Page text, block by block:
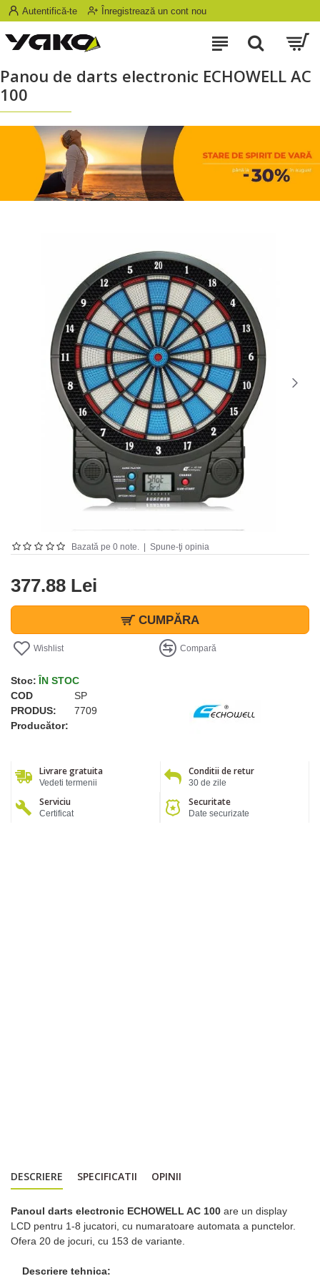
Autentifică-te Înregistrează un cont nou
Panou de darts electronic ECHOWELL AC
100
Bazată pe 0 note. Spune-ţi opinia
377.88 Lei
CUMPĂRA
Wishlist Compară
Stoc: ÎN STOC
COD
PRODUS:
SP
7709
Producător:
Livrare gratuita
Vedeti termenii
Conditii de retur
30 de zile
Serviciu
Certificat
Securitate
Date securizate
DESCRIERE SPECIFICATII OPINII
Panoul darts electronic ECHOWELL AC 100 are un display
LCD pentru 1-8 jucatori, cu numaratoare automata a punctelor.
Ofera 20 de jocuri, cu 153 de variante.
Descriere tehnica: